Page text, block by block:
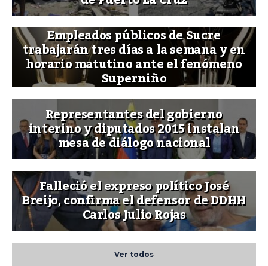
Empleados públicos de Sucre
trabajarán tres días a la semana y en
horario matutino ante el fenómeno
Superniño
Representantes del gobierno
interino y diputados 2015 instalan
mesa de diálogo nacional
Falleció el expreso político José
Breijo, confirma el defensor de DDHH
Carlos Julio Rojas
Ver todos